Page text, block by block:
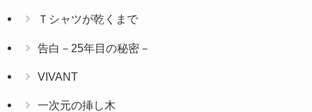
Ｔシャツが乾くまで
告白－25年目の秘密－
VIVANT
一次元の挿し木